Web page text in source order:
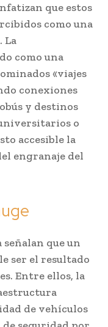
que estos
como una
La
como una
«viajes
conexiones
y destinos
o
accesible la
engranaje del
que un
ser el resultado
Entre ellos, la
de vehículos